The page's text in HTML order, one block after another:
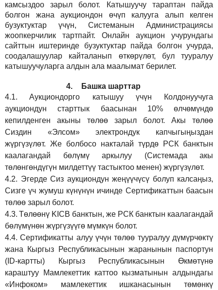
камсыздоозарыл болот.
Катышуучу тараптан пайда
болгон жана аукциондон өчүп калууга алып келген
бузуктуктар үчүн, Системанын Администрациясы
жоопкерчилик тартпайт. Онлайн аукцион учурундагы
сайттын иштеринде бузуктуктар пайда болгон учурда,
соодалашуулар кайталанып өткөрүлөт, бул тууралуу
катышуучуларга алдын ала маалымат берилет.
4.
Башка шарттар
4.1.
Аукциондорго катышуу үчүн Колдонуучуга
аукциондун старттык баасынан 10% өлчөмүндө
кепилденген акыны төлөө зарыл болот. Акы төлөө
Сиздин «Элсом»электрондук капчыгыңыздан
жүргүзүлөт. Же болбосо накталай түрдө РСК банктын
каалагандай бөлүмү аркылуу (Системада акы
төлөнгөндүгүн милдеттүү тастыктоо менен) жүргүзүлөт.
4.2. Эгерде Сиз аукциондун жеңүүчүсү болуп калсаңыз,
Сизге үч жумуш күнүнүн ичинде Сертификаттын баасын
төлөө зарыл болот.
4.3. Төлөөнү KICB банктын, же РСК банктын каалагандай
бөлүмүнөн жүргүзүүгө мүмкүн болот.
4.4.Сертификатты алуу үчүн төлөө тууралуу дүмүрчөктү
жана Кыргыз Республикасынын жаранынын паспортун
(ID-картты) Кыргыз Республикасынын Өкмөтүнө
караштуу Мамлекеттик каттоо кызматынын алдындагы
«Инфоком» мамлекеттик ишканасынын төмөнкү